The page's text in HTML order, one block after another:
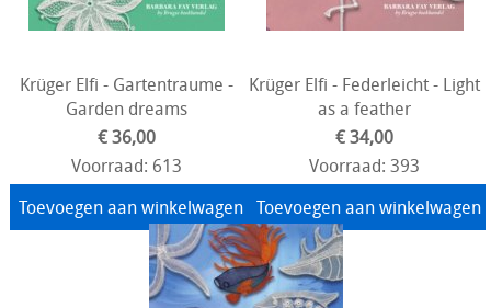
Krüger Elfi - Gartentraume -
Garden dreams
€ 36,00
Voorraad: 613
Toevoegen aan winkelwagen
Krüger Elfi - Federleicht - Light
as a feather
€ 34,00
Voorraad: 393
Toevoegen aan winkelwagen